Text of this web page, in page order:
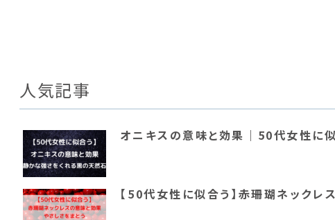
人気記事
オニキスの意味と効果｜50代女性に
【50代女性に似合う】赤珊瑚ネックレ